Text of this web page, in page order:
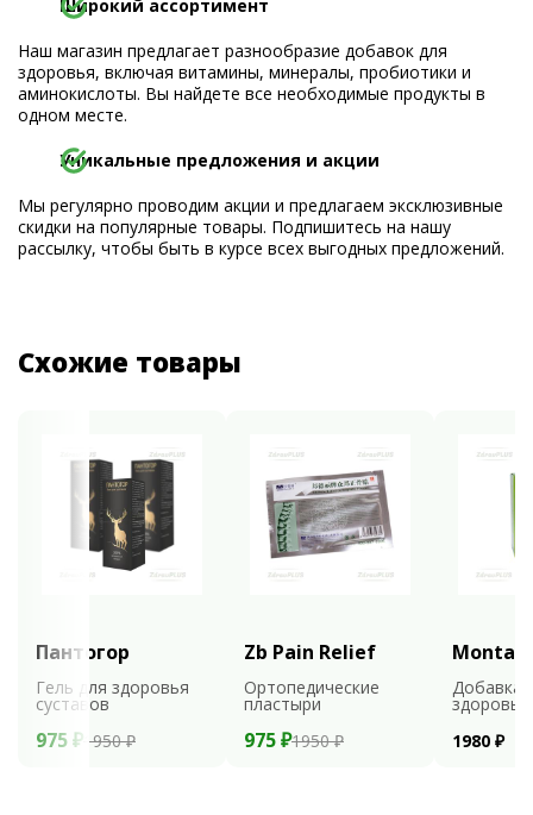
Широкий ассортимент
Наш магазин предлагает разнообразие добавок для
здоровья, включая витамины, минералы, пробиотики и
аминокислоты. Вы найдете все необходимые продукты в
одном месте.
Уникальные предложения и акции
Мы регулярно проводим акции и предлагаем эксклюзивные
скидки на популярные товары. Подпишитесь на нашу
рассылку, чтобы быть в курсе всех выгодных предложений.
Схожие товары
Пантогор
Гель для здоровья
суставов
975 ₽ 1950 ₽
Zb Pain Relief
Ортопедические
пластыри
975 ₽1950 ₽
Добавка
здоровья
1980 ₽